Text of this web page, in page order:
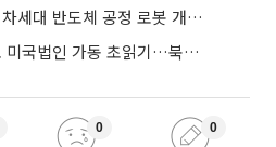
라온로보틱스, 국내 유일 차세대 반도체 공정 로봇 개발 ‘고객사 테스트 진행’
신성에스티, 2300억 규모 미국법인 가동 초읽기…북미 ESS 공략 본격화
0 0